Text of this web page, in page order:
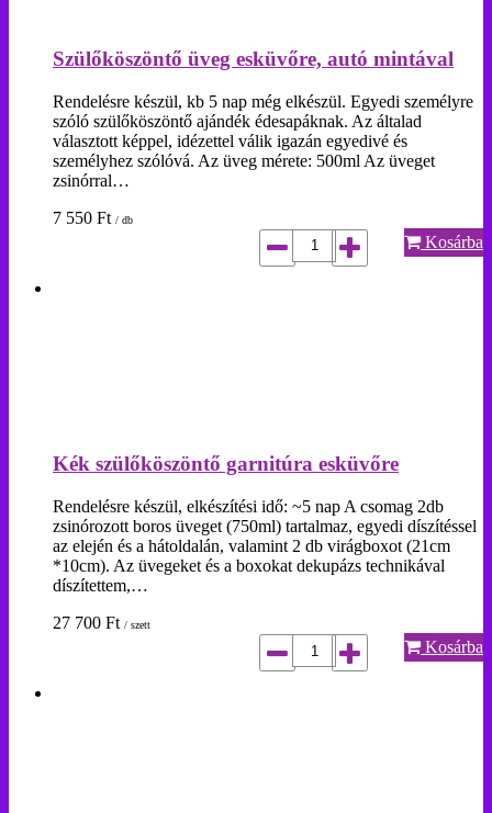
Szülőköszöntő üveg esküvőre, autó mintával
Rendelésre készül, kb 5 nap még elkészül. Egyedi személyre
szóló szülőköszöntő ajándék édesapáknak. Az általad
választott képpel, idézettel válik igazán egyedivé és
személyhez szólóvá. Az üveg mérete: 500ml Az üveget
zsinórral…
7 550 Ft / db
Kosárba
Kék szülőköszöntő garnitúra esküvőre
Rendelésre készül, elkészítési idő: ~5 nap A csomag 2db
zsinórozott boros üveget (750ml) tartalmaz, egyedi díszítéssel
az elején és a hátoldalán, valamint 2 db virágboxot (21cm
*10cm). Az üvegeket és a boxokat dekupázs technikával
díszítettem,…
27 700 Ft / szett
Kosárba